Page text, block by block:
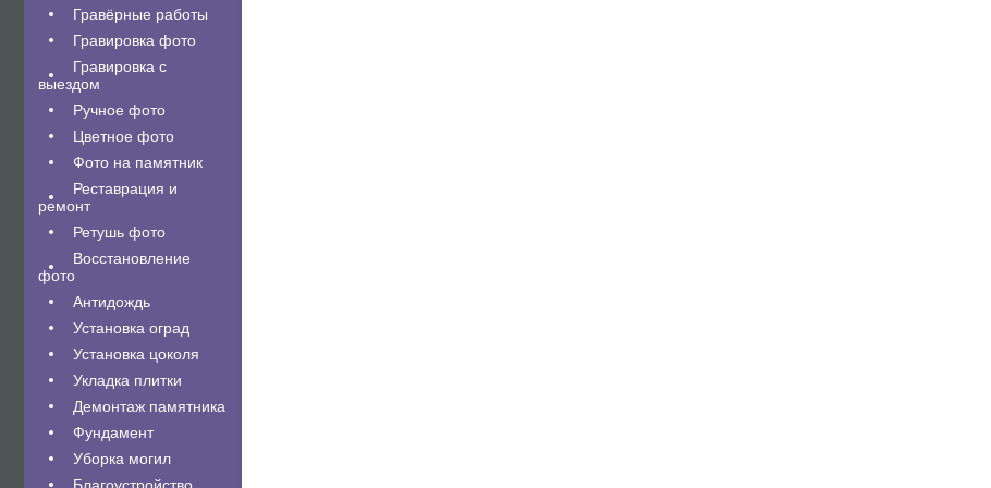
Гравëрные работы
Гравировка фото
Гравировка с
выездом
Ручное фото
Цветное фото
Фото на памятник
Реставрация и
ремонт
Ретушь фото
Восстановление
фото
Антидождь
Установка оград
Установка цоколя
Укладка плитки
Демонтаж памятника
Фундамент
Уборка могил